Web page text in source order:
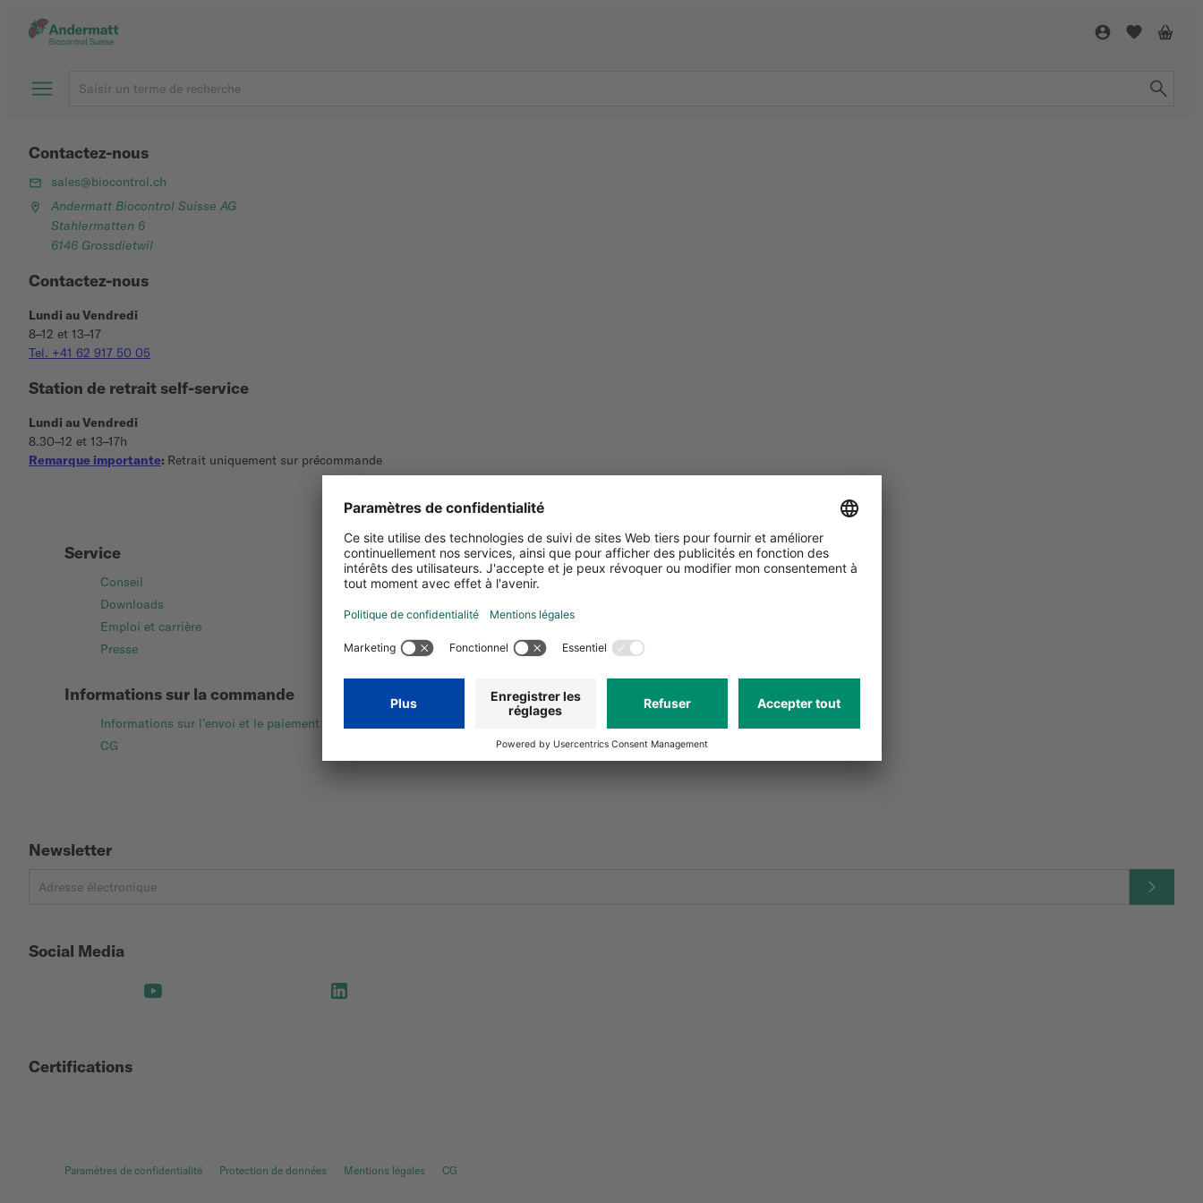
Service
Conseil
Downloads
Emploi et carrière
Presse
Informations sur la commande
Informations sur l’envoi et le paiement
CG
Newsletter
Social Media
Certifications
Contactez-nous
sales@biocontrol.ch
Andermatt Biocontrol Suisse AG
Stahlermatten 6
6146 Grossdietwil
Contactez-nous
Lundi au Vendredi
8–12 et 13–17
Tel. +41 62 917 50 05
Station de retrait self-service
Lundi au Vendredi
8.30–12 et 13–17h
Remarque importante: Retrait uniquement sur précommande
Paramètres de confidentialité Protection de données Mentions légales CG